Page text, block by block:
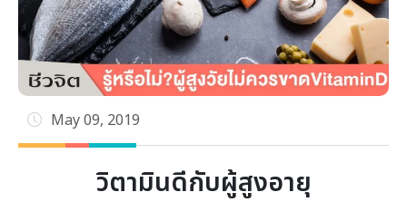
May 09, 2019
วิตามินดีกับผู้สูงอายุ